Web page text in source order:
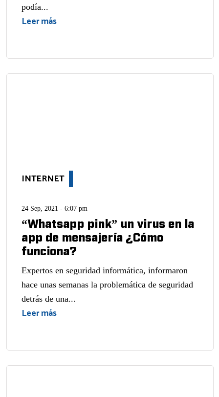
podía...
Leer más
INTERNET
24 Sep, 2021 - 6:07 pm
“Whatsapp pink” un virus en la
app de mensajería ¿Cómo
funciona?
Expertos en seguridad informática, informaron
hace unas semanas la problemática de seguridad
detrás de una...
Leer más